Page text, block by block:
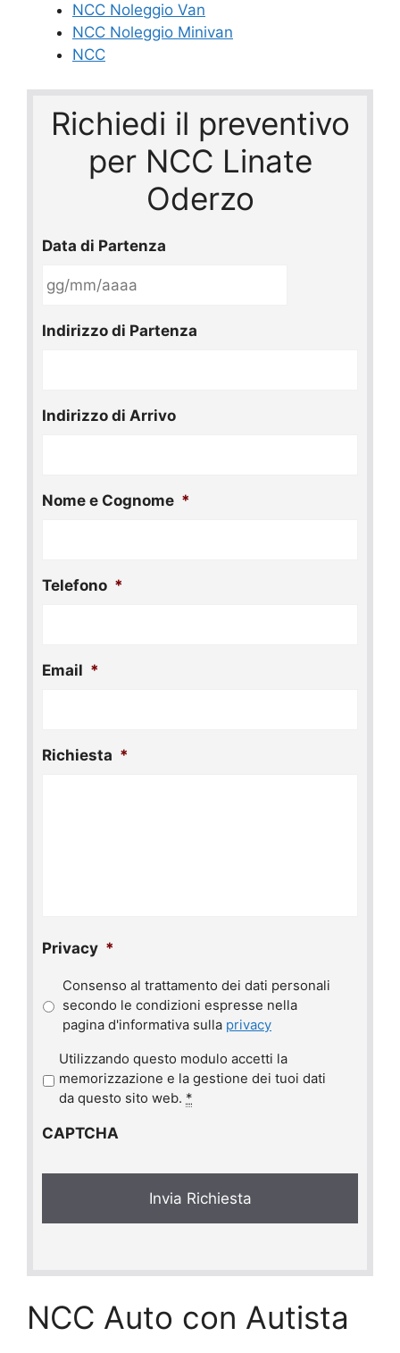
NCC Noleggio Van
NCC Noleggio Minivan
NCC
Richiedi il preventivo
per NCC Linate
Oderzo
Data di Partenza
slash
Indirizzo di Partenza
Indirizzo di Arrivo
Nome e Cognome *
Telefono *
Email *
Richiesta *
Privacy *
Consenso al trattamento dei dati personali
secondo le condizioni espresse nella
pagina d'informativa sulla privacy
r
a
y
Utilizzando questo modulo accetti la
memorizzazione e la gestione dei tuoi dati
da questo sito web. *
CAPTCHA
NCC Auto con Autista